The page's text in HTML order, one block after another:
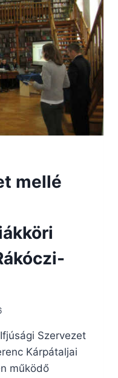
mellé
Szervezet
Kárpátaljai
működő